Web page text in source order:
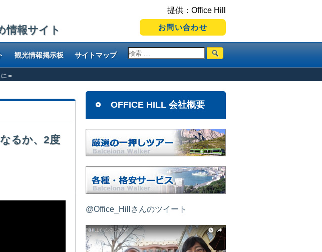
情報サイト
提供：Office Hill
お問い合わせ
観光情報掲示板 サイトマップ
＝
るか、2度
OFFICE HILL 会社概要
@Office_Hillさんのツイート